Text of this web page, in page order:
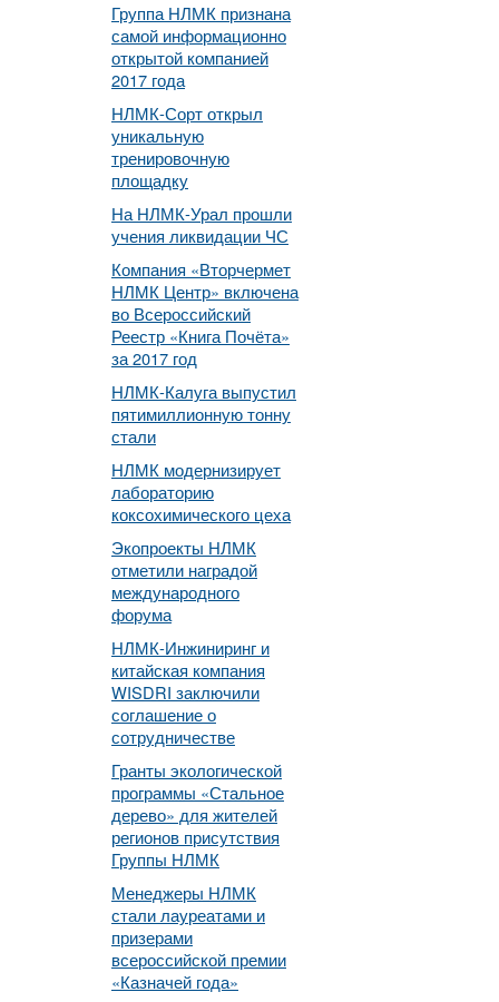
Группа НЛМК признана
самой информационно
открытой компанией
2017 года
НЛМК-Сорт открыл
уникальную
тренировочную
площадку
На НЛМК-Урал прошли
учения ликвидации ЧС
Компания «Вторчермет
НЛМК Центр» включена
во Всероссийский
Реестр «Книга Почёта»
за 2017 год
НЛМК-Калуга выпустил
пятимиллионную тонну
стали
НЛМК модернизирует
лабораторию
коксохимического цеха
Экопроекты НЛМК
отметили наградой
международного
форума
НЛМК-Инжиниринг и
китайская компания
WISDRI заключили
соглашение о
сотрудничестве
Гранты экологической
программы «Стальное
дерево» для жителей
регионов присутствия
Группы НЛМК
Менеджеры НЛМК
стали лауреатами и
призерами
всероссийской премии
«Казначей года»